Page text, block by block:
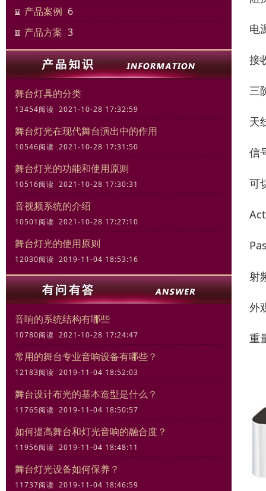
产品案例 6
产品方案 3
舞台灯具的分类
13454阅读 2021-10-28 17:32:59
舞台灯光在现代舞台演出中的作用
10546阅读 2021-10-28 17:31:50
舞台灯光的功能和使用原则
10516阅读 2021-10-28 17:30:31
音视频系统的介绍
10501阅读 2021-10-28 17:27:10
舞台灯光的使用原则
12030阅读 2019-11-04 18:53:16
音响的系统结构有哪些
10780阅读 2021-10-28 17:24:47
常用的舞台专业音响设备有哪些？
12183阅读 2019-11-04 18:52:03
舞台设计布光的基本造型是什么？
11765阅读 2019-11-04 18:50:57
如何提高舞台和灯光音响的融合度？
11956阅读 2019-11-04 18:48:11
舞台灯光设备如何保养？
11737阅读 2019-11-04 18:46:59
电
接
三
天
信
可
射
外
重